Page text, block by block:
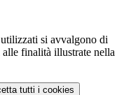
si avvalgono di
finalità illustrate nella
tutti i cookies